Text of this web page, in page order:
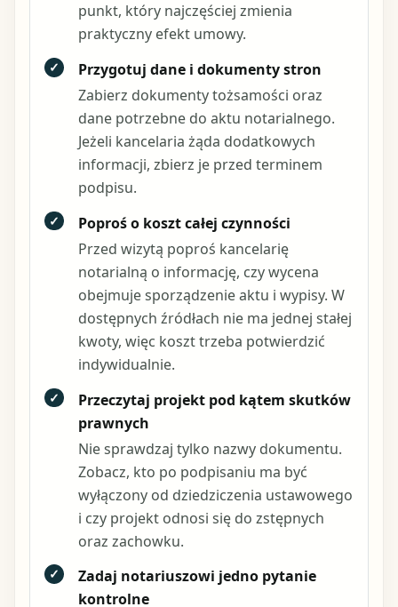
punkt, który najczęściej zmienia
praktyczny efekt umowy.
✓
Przygotuj dane i dokumenty stron
Zabierz dokumenty tożsamości oraz
dane potrzebne do aktu notarialnego.
Jeżeli kancelaria żąda dodatkowych
informacji, zbierz je przed terminem
podpisu.
✓
Poproś o koszt całej czynności
Przed wizytą poproś kancelarię
notarialną o informację, czy wycena
obejmuje sporządzenie aktu i wypisy. W
dostępnych źródłach nie ma jednej stałej
kwoty, więc koszt trzeba potwierdzić
indywidualnie.
✓
Przeczytaj projekt pod kątem skutków
prawnych
Nie sprawdzaj tylko nazwy dokumentu.
Zobacz, kto po podpisaniu ma być
wyłączony od dziedziczenia ustawowego
i czy projekt odnosi się do zstępnych
oraz zachowku.
✓
Zadaj notariuszowi jedno pytanie
kontrolne